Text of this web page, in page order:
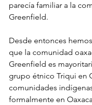
parecía familiar a la
Greenfield.
Desde entonces
que la comunidad
Greenfield es
grupo étnico Triqui en
comunidades
formalmente en